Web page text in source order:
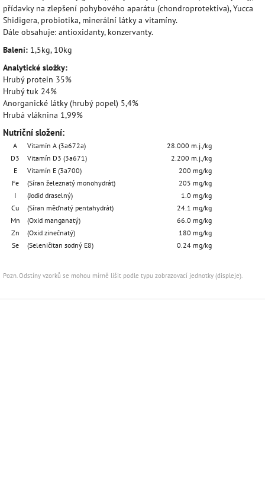
přídavky na zlepšení pohybového aparátu (chondroprotektiva), Yucca
Shidigera, probiotika, minerální látky a vitamíny.
Dále obsahuje: antioxidanty, konzervanty.
Balení: 1,5kg, 10kg
Analytické složky:
Hrubý protein 35%
Hrubý tuk 24%
Anorganické látky (hrubý popel) 5,4%
Hrubá vláknina 1,99%
Nutriční složení:
A Vitamín A (3a672a)
28.000 m.j./kg
D3
Vitamín D3 (3a671)
2.200 m.j./kg
E
Vitamín E (3a700)
200 mg/kg
Fe
(Síran železnatý monohydrát)
205 mg/kg
I
(Jodid draselný)
1.0 mg/kg
Cu
(Síran měďnatý pentahydrát)
24.1 mg/kg
Mn
(Oxid manganatý)
66.0 mg/kg
Zn
(Oxid zinečnatý)
180 mg/kg
Se
(Seleničitan sodný E8) 0.24 mg/kg
Pozn. Odstíny vzorků se mohou mírně lišit podle typu zobrazovací jednotky (displeje).